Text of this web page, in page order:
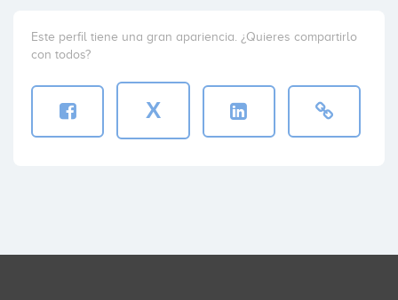
Este perfil tiene una gran apariencia. ¿Quieres compartirlo
con todos?
X